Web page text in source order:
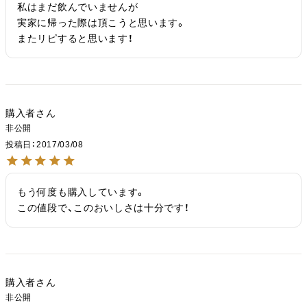
私はまだ飲んでいませんが
実家に帰った際は頂こうと思います。
またリピすると思います！
購入者
非公開
投稿日
2017/03/08
もう何度も購入しています。
この値段で、このおいしさは十分です！
購入者
非公開